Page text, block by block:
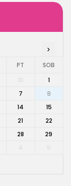
›
PT
SOB
1
7
8
14
15
21
22
28
29